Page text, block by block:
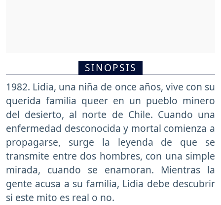
SINOPSIS
1982. Lidia, una niña de once años, vive con su
querida familia queer en un pueblo minero
del desierto, al norte de Chile. Cuando una
enfermedad desconocida y mortal comienza a
propagarse, surge la leyenda de que se
transmite entre dos hombres, con una simple
mirada, cuando se enamoran. Mientras la
gente acusa a su familia, Lidia debe descubrir
si este mito es real o no.